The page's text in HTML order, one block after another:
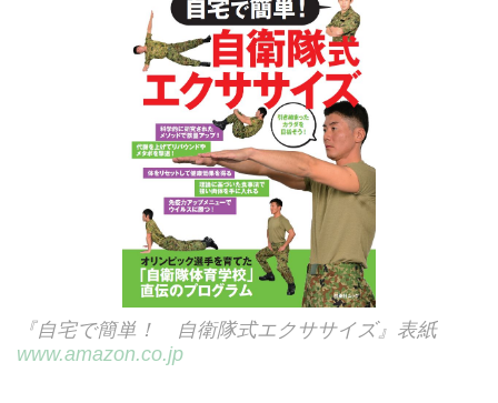
『自宅で簡単！ 自衛隊式エクササイズ』表紙
www.amazon.co.jp